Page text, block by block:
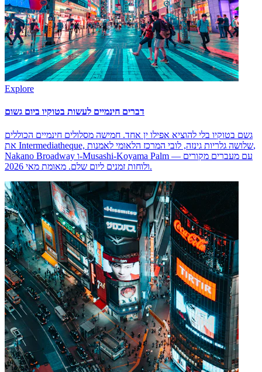
Explore
דברים חינמיים לעשות בטוקיו ביום גשום
גשם בטוקיו בלי להוציא אפילו ין אחד. חמישה מסלולים חינמיים הכוללים
את Intermediatheque, שלושה גלריות גינזה, לובי המרכז הלאומי לאמנות,
Nakano Broadway ו-Musashi-Koyama Palm — עם מעברים מקורים
ולוחות זמנים ליום שלם. מאומת מאי 2026.